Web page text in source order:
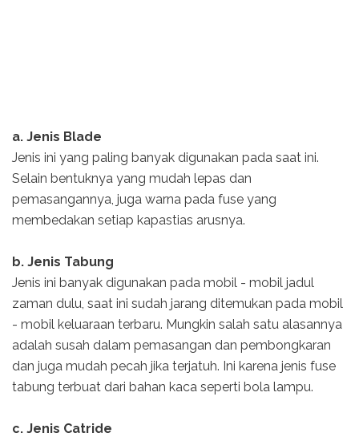
a. Jenis Blade
Jenis ini yang paling banyak digunakan pada saat ini.
Selain bentuknya yang mudah lepas dan
pemasangannya, juga warna pada fuse yang
membedakan setiap kapastias arusnya.
b. Jenis Tabung
Jenis ini banyak digunakan pada mobil - mobil jadul
zaman dulu, saat ini sudah jarang ditemukan pada mobil
- mobil keluaraan terbaru. Mungkin salah satu alasannya
adalah susah dalam pemasangan dan pembongkaran
dan juga mudah pecah jika terjatuh. Ini karena jenis fuse
tabung terbuat dari bahan kaca seperti bola lampu.
c. Jenis Catride